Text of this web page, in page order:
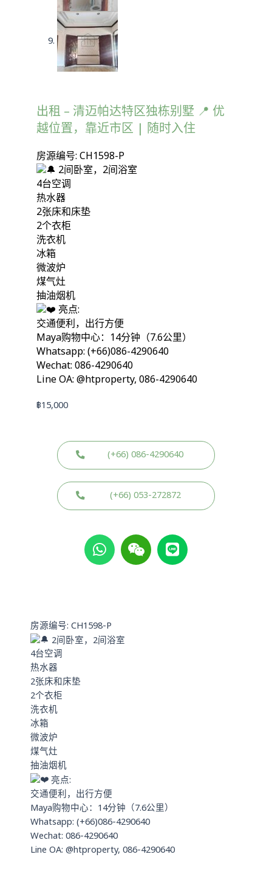
出租 – 清迈帕达特区独栋别墅 📍 优
越位置，靠近市区 | 随时入住
房源编号: CH1598-P
2间卧室，2间浴室
4台空调
热水器
2张床和床垫
2个衣柜
洗衣机
冰箱
微波炉
煤气灶
抽油烟机
亮点:
交通便利，出行方便
Maya购物中心：14分钟（7.6公里）
Whatsapp: (+66)086-4290640
Wechat: 086-4290640
Line OA: @htproperty, 086-4290640
฿15,000
(+66) 086-4290640
(+66) 053-272872
W
h
a
p
p
W
e
i
L
i
n
房源编号: CH1598-P
2间卧室，2间浴室
4台空调
热水器
2张床和床垫
2个衣柜
洗衣机
冰箱
微波炉
煤气灶
抽油烟机
亮点:
交通便利，出行方便
Maya购物中心：14分钟（7.6公里）
Whatsapp: (+66)086-4290640
Wechat: 086-4290640
Line OA: @htproperty, 086-4290640